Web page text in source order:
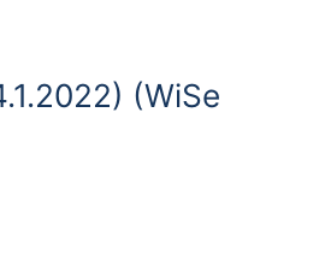
(WiSe